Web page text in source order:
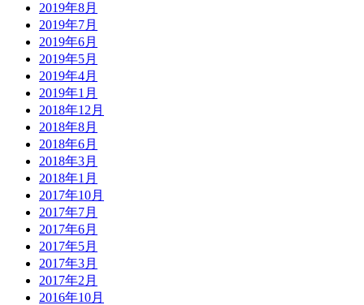
2019年8月
2019年7月
2019年6月
2019年5月
2019年4月
2019年1月
2018年12月
2018年8月
2018年6月
2018年3月
2018年1月
2017年10月
2017年7月
2017年6月
2017年5月
2017年3月
2017年2月
2016年10月